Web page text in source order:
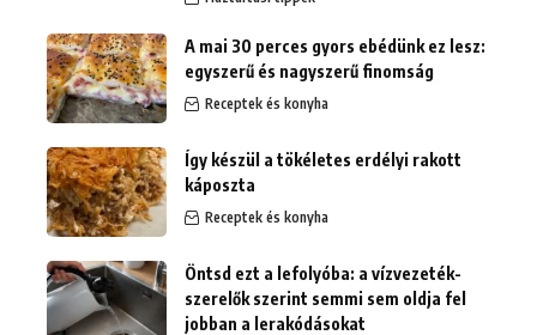
A mai 30 perces gyors ebédünk ez lesz:
egyszerű és nagyszerű finomság
Receptek és konyha
Így készül a tökéletes erdélyi rakott
káposzta
Receptek és konyha
Öntsd ezt a lefolyóba: a vízvezeték-
szerelők szerint semmi sem oldja fel
jobban a lerakódásokat